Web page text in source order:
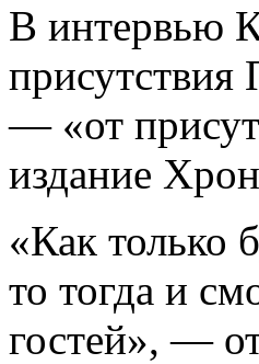
В интервью
присутствия
— «от
издание
«Как только
то тогда и
гостей», —